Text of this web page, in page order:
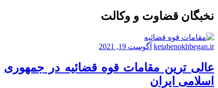
نخبگان قضاوت و وکالت
ketabenokhbegan.ir آگوست 19, 2021
عالی ترین مقامات قوه قضائیه در جمهوری
اسلامی ایران